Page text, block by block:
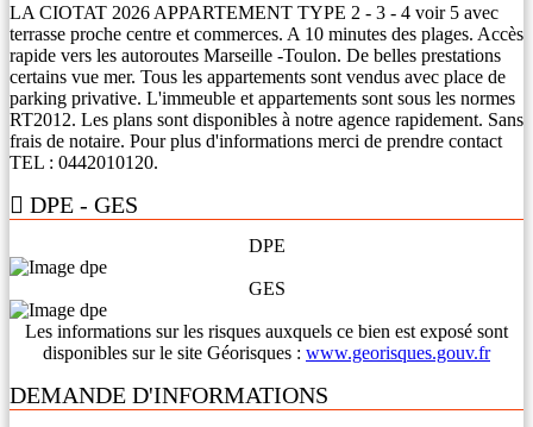
LA CIOTAT 2026 APPARTEMENT TYPE 2 - 3 - 4 voir 5 avec
terrasse proche centre et commerces. A 10 minutes des plages. Accès
rapide vers les autoroutes Marseille -Toulon. De belles prestations
certains vue mer. Tous les appartements sont vendus avec place de
parking privative. L'immeuble et appartements sont sous les normes
RT2012. Les plans sont disponibles à notre agence rapidement. Sans
frais de notaire. Pour plus d'informations merci de prendre contact
TEL : 0442010120.
DPE - GES
DPE
GES
Les informations sur les risques auxquels ce bien est exposé sont
disponibles sur le site Géorisques : www.georisques.gouv.fr
DEMANDE D'INFORMATIONS